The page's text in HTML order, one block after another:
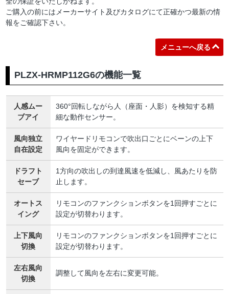
ご購入の前にはメーカーサイト及びカタログにて正確かつ最新の情
報をご確認下さい。
メニューへ戻る
PLZX-HRMP112G6の機能一覧
人感ムー
ブアイ
360°回転しながら人（座面・人影）を検知する精
細な動作センサー。
風向独立
自在設定
ワイヤードリモコンで吹出口ごとにベーンの上下
風向を固定ができます。
ドラフト
セーブ
1方向の吹出しの到達風速を低減し、風あたりを防
止します。
オートス
イング
リモコンのファンクションボタンを1回押すごとに
設定が切替わります。
上下風向
切換
リモコンのファンクションボタンを1回押すごとに
設定が切替わります。
左右風向
切換
調整して風向を左右に変更可能。